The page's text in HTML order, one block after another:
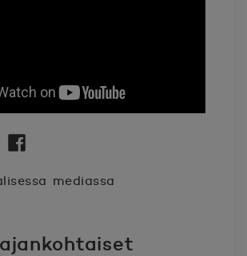
mediassa